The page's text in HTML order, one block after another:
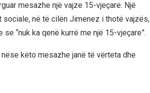
mesazhe një vajze 15-vjeçare. Një
sociale, në të cilën Jimenez i thotë vajzës,
“nuk ka qenë kurrë me një 15-vjeçare”.
këto mesazhe janë të vërteta dhe